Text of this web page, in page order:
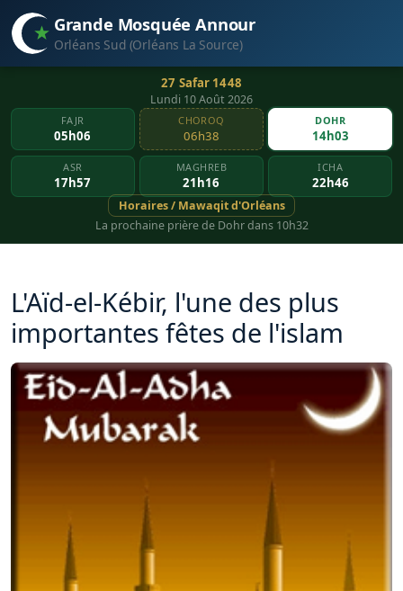
Grande Mosquée Annour
Orléans Sud (Orléans La Source)
27 Safar 1448
Lundi 10 Août 2026
FAJR
05h06
CHOROQ
06h38
DOHR
14h03
ASR
17h57
MAGHREB
21h16
ICHA
22h46
Horaires / Mawaqit d'Orléans
La prochaine prière de Dohr dans 10h32
L'Aïd-el-Kébir, l'une des plus
importantes fêtes de l'islam